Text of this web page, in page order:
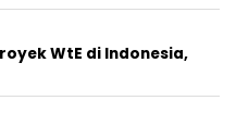
WtE di Indonesia,